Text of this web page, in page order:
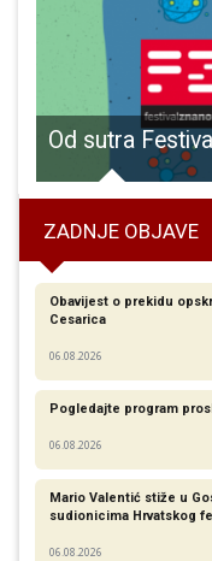
ZADNJE OBJAVE
Obavijest o prekidu
Cesarica
06.08.2026
Pogledajte program
06.08.2026
Mario Valentić stiže u
sudionicima Hrvatskog
06.08.2026